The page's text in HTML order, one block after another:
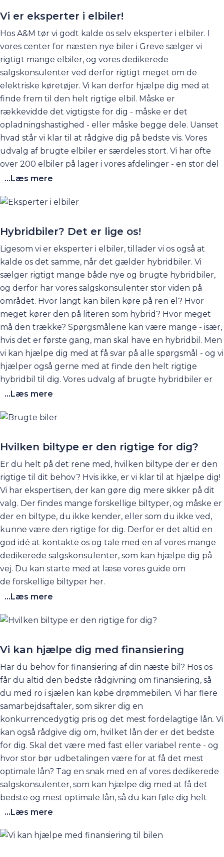
Vi er eksperter i elbiler!
Hos A&M tør vi godt kalde os selv eksperter i elbiler. I
vores center for næsten nye biler i Greve sælger vi
rigtigt mange elbiler, og vores dedikerede
salgskonsulenter ved derfor rigtigt meget om de
elektriske køretøjer. Vi kan derfor hjælpe dig med at
finde frem til den helt rigtige elbil. Måske er
rækkevidde det vigtigste for dig - måske er det
opladningshastighed - eller måske begge dele. Uanset
hvad står vi klar til at rådgive dig på bedste vis. Vores
udvalg af brugte elbiler er særdeles stort. Vi har ofte
over 200 elbiler på lager i vores afdelinger - en stor del
af dem på Agenavej 15 i Greve. Så kom forbi og få en
på, at du får den bedste rådgivning om de elektriske
vores hjemmeside og læse vores store elbil-guide, hvor
du kan få rigtigt meget at vide om elbiler - inkl. ofte
stillede spørgsmål. Du kan finde siden ved at klikke
...Læs mere
Hybridbiler? Det er lige os!
Ligesom vi er eksperter i elbiler, tillader vi os også at
kalde os det samme, når det gælder hybridbiler. Vi
sælger rigtigt mange både nye og brugte hybridbiler,
og derfor har vores salgskonsulenter stor viden på
området. Hvor langt kan bilen køre på ren el? Hvor
meget kører den på literen som hybrid? Hvor meget
må den trække? Spørgsmålene kan være mange - især,
hvis det er første gang, man skal have en hybridbil. Men
vi kan hjælpe dig med at få svar på alle spørgsmål - og vi
hjælper også gerne med at finde den helt rigtige
hybridbil til dig. Vores udvalg af brugte hybridbiler er
særdeles stort, og derfor går du ikke forgæves, hvis du
sælger også nye hybrider af mærkerne Opel, Kia og
mereher. Vi har også en stor guide om hybridbiler, du
kan tage et kig på til at begynde med. Den finder
...Læs mere
Hvilken biltype er den rigtige for dig?
Er du helt på det rene med, hvilken biltype der er den
rigtige til dit behov? Hvis ikke, er vi klar til at hjælpe dig!
Vi har ekspertisen, der kan gøre dig mere sikker på dit
valg. Der findes mange forskellige biltyper, og måske er
der en biltype, du ikke kender, eller som du ikke ved,
kunne være den rigtige for dig. Derfor er det altid en
god idé at kontakte os og tale med en af vores mange
dedikerede salgskonsulenter, som kan hjælpe dig på
vej. Du kan starte med at læse vores guide om
de forskellige biltyper her.
...Læs mere
Vi kan hjælpe dig med finansiering
Har du behov for finansiering af din næste bil? Hos os
får du altid den bedste rådgivning om finansiering, så
du med ro i sjælen kan købe drømmebilen. Vi har flere
samarbejdsaftaler, som sikrer dig en
konkurrencedygtig pris og det mest fordelagtige lån. Vi
kan også rådgive dig om, hvilket lån der er det bedste
for dig. Skal det være med fast eller variabel rente - og
hvor stor bør udbetalingen være for at få det mest
optimale lån? Tag en snak med en af vores dedikerede
salgskonsulenter, som kan hjælpe dig med at få det
bedste og mest optimale lån, så du kan føle dig helt
tryg ved din biløkonomi. Du kan starte med at tage et
omfattendefinansieringsguide. Her kan du læse alt om,
...Læs mere